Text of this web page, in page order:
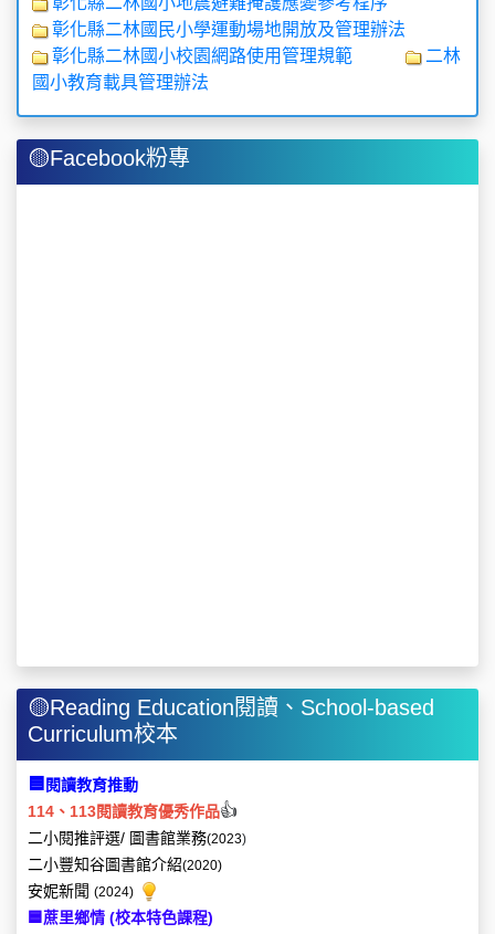
彰化縣二林國民小學運動場地開放及管理辦法
彰化縣二林國小校園網路使用管理規範
二林
國小教育載具管理辦法
🟡Facebook粉專
🟡Reading Education閱讀、School-based
Curriculum校本
🟦 閱讀教育推動
114、113閱讀教育優秀作品👍
二小閱推評選/ 圖書館業務(2023)
二小豐知谷圖書館介紹(2020)
安妮新聞 (2024)
🟦蔗里鄉情 (校本特色課程)